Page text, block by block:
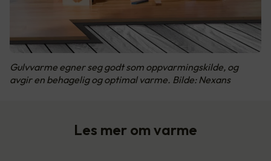
Gulvvarme egner seg godt som oppvarmingskilde, og
avgir en behagelig og optimal varme. Bilde: Nexans
Les mer om varme